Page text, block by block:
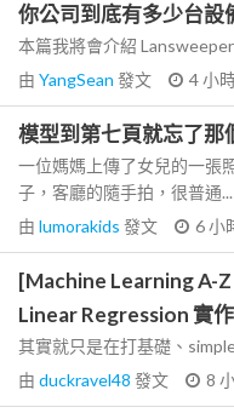
你公司到底有多少台設
本篇我將會介紹
由 YangSean 發文 4 小
模型到第七頁就忘了那
一位媽媽上傳了女兒的一張
子，客廳的隨手拍，很普通...
由 lumorakids 發文 6 小
[Machine Learning A-
Linear Regression 實作
其實就只是在打基礎、
由 duckravel48 發文 8